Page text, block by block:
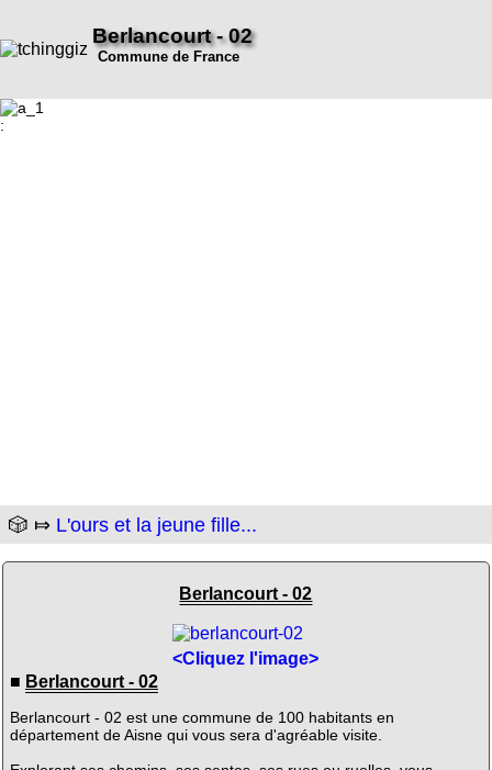
Berlancourt - 02
Commune de France
:
🎲 ⤇ L'ours et la jeune fille...
Berlancourt - 02
<Cliquez l'image>
■ Berlancourt - 02
Berlancourt - 02 est une commune de 100 habitants en
département de Aisne qui vous sera d'agréable visite.